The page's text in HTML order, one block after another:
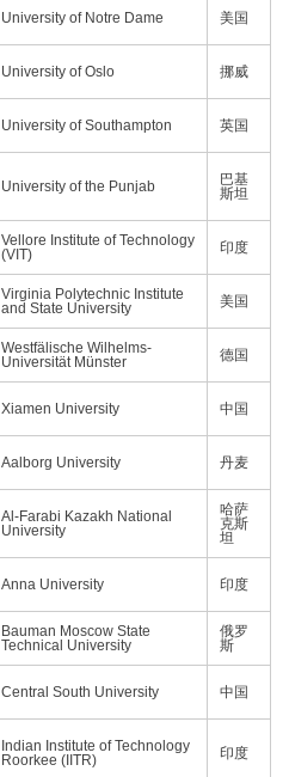
University of Notre Dame 美国
University of Oslo 挪威
University of Southampton 英国
University of the Punjab
巴基
斯坦
Vellore Institute of Technology
(VIT)
印度
Virginia Polytechnic Institute
and State University
美国
Westfälische Wilhelms-
Universität Münster
德国
Xiamen University 中国
Aalborg University 丹麦
Al-Farabi Kazakh National
University
哈萨
克斯
坦
Anna University 印度
Bauman Moscow State
Technical University
俄罗
斯
Central South University 中国
Indian Institute of Technology
Roorkee (IITR)
印度